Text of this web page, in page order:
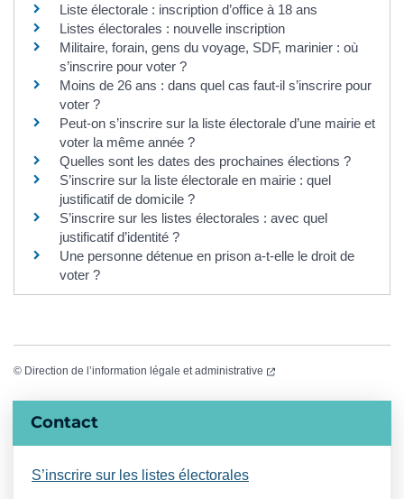
Liste électorale : inscription d’office à 18 ans
Listes électorales : nouvelle inscription
Militaire, forain, gens du voyage, SDF, marinier : où
s’inscrire pour voter ?
Moins de 26 ans : dans quel cas faut-il s’inscrire pour
voter ?
Peut-on s’inscrire sur la liste électorale d’une mairie et
voter la même année ?
Quelles sont les dates des prochaines élections ?
S’inscrire sur la liste électorale en mairie : quel
justificatif de domicile ?
S’inscrire sur les listes électorales : avec quel
justificatif d’identité ?
Une personne détenue en prison a-t-elle le droit de
voter ?
© Direction de l’information légale et administrative (ouverture dans un
Informations complémentaires
Contact
S’inscrire sur les listes électorales